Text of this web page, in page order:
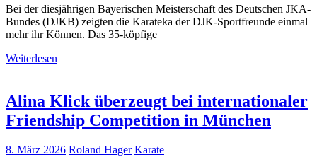
Bei der diesjährigen Bayerischen Meisterschaft des Deutschen JKA-
Bundes (DJKB) zeigten die Karateka der DJK-Sportfreunde einmal
mehr ihr Können. Das 35-köpfige
Weiterlesen
Alina Klick überzeugt bei internationaler
Friendship Competition in München
8. März 2026 Roland Hager Karate